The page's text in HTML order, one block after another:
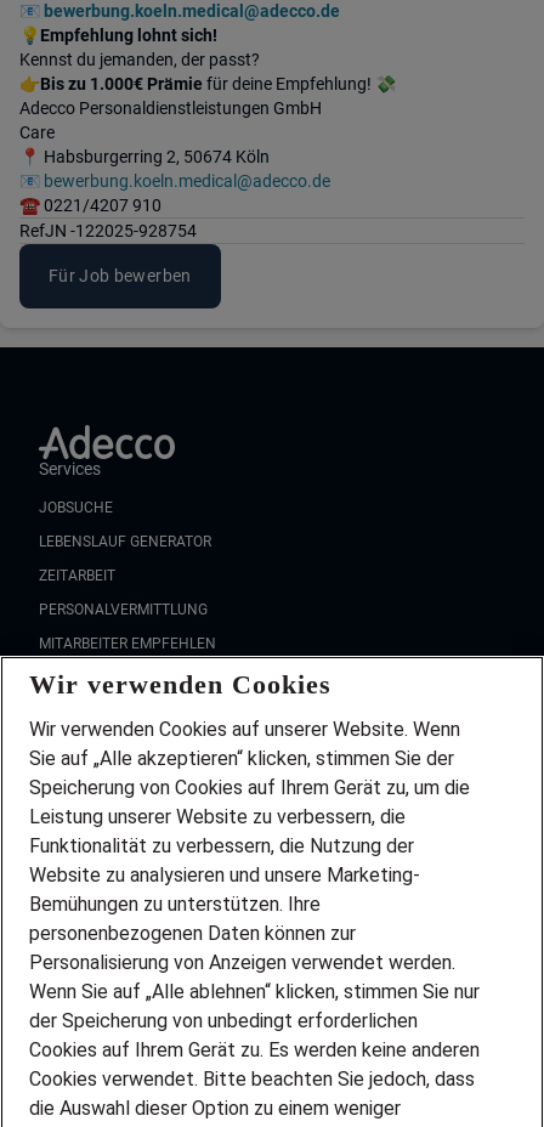
📧 bewerbung.koeln.medical@adecco.de
💡 Empfehlung lohnt sich!
Kennst du jemanden, der passt?
👉Bis zu 1.000€ Prämie für deine Empfehlung! 💸
Adecco Personaldienstleistungen GmbH
Care
📍 Habsburgerring 2, 50674 Köln
📧 bewerbung.koeln.medical@adecco.de
☎️ 0221/4207 910
RefJN -122025-928754
Für Job bewerben
Services
JOBSUCHE
LEBENSLAUF GENERATOR
ZEITARBEIT
PERSONALVERMITTLUNG
MITARBEITER EMPFEHLEN
FAQ
Wir stellen ein!
DEINE BERUFSGRUPPE
DEINE LEBENSSITUATION
PARTNERSHIP WITH AIRBUS
INITIATIV BEWERBEN
ÜBER UNS
STANDORTE
BLOG
PRESSE
KONTAKT
Wir verwenden Cookies
Wir verwenden Cookies auf unserer Website. Wenn
Sie auf „Alle akzeptieren“ klicken, stimmen Sie der
Speicherung von Cookies auf Ihrem Gerät zu, um die
Leistung unserer Website zu verbessern, die
Funktionalität zu verbessern, die Nutzung der
Website zu analysieren und unsere Marketing-
Bemühungen zu unterstützen. Ihre
personenbezogenen Daten können zur
Personalisierung von Anzeigen verwendet werden.
Wenn Sie auf „Alle ablehnen“ klicken, stimmen Sie nur
der Speicherung von unbedingt erforderlichen
Cookies auf Ihrem Gerät zu. Es werden keine anderen
Cookies verwendet. Bitte beachten Sie jedoch, dass
die Auswahl dieser Option zu einem weniger